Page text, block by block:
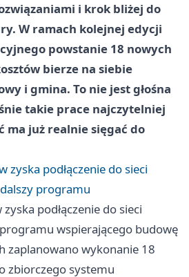
i krok bliżej do
W ramach kolejnej edycji
powstanie 18 nowych
bierze na siebie
i gmina. To nie jest głośna
takie prace najczytelniej
ma już realnie sięgać do
zyska podłączenie do sieci
programu
podłączenie do sieci
wspierającego budowę
zaplanowano wykonanie 18
zbiorczego systemu